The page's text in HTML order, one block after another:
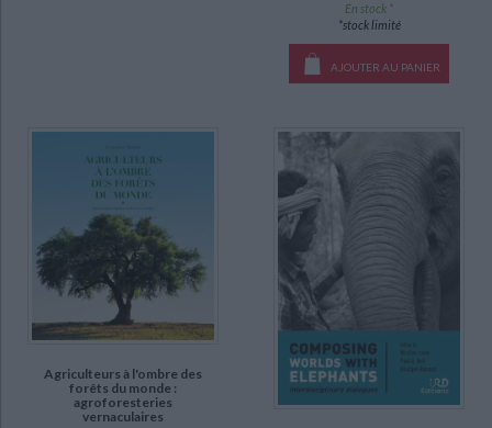
Fallows in Tropical Africa : roles, management, alternatives (1)
La refondation mégapolitaine : une nouvelle phase de l'histoire urbaine ?
DISPONIBILITÉ
disponible (305)
epuise (168)
En stock *
*stock limité
AJOUTER AU PANIER
Agriculteurs à l'ombre des
forêts du monde :
agroforesteries
vernaculaires